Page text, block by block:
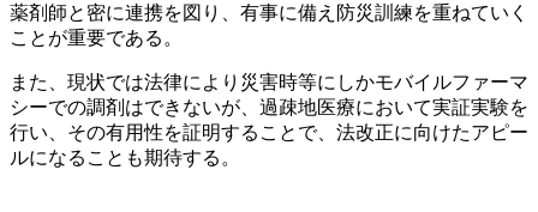
薬剤師と密に連携を図り、有事に備え防災訓練を重ねていく
ことが重要である。
また、現状では法律により災害時等にしかモバイルファーマ
シーでの調剤はできないが、過疎地医療において実証実験を
行い、その有用性を証明することで、法改正に向けたアピー
ルになることも期待する。